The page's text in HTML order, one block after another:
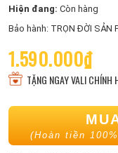
Hiện đang: Còn hàng
Bảo hành: TRỌN ĐỜI SẢN
1.590.000₫
TẶNG NGAY VALI
(Hoàn tiền